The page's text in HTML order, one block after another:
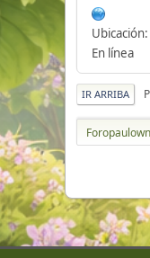
En línea
IR ARRIBA